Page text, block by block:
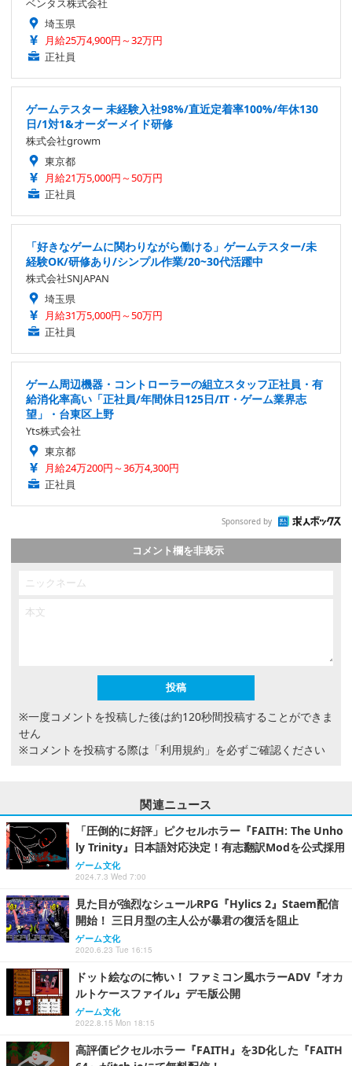
ベンタス株式会社
埼玉県
月給25万4,900円～32万円
正社員
ゲームテスター 未経験入社98%/直近定着率100%/年休130
日/1対1&オーダーメイド研修
株式会社growm
東京都
月給21万5,000円～50万円
正社員
「好きなゲームに関わりながら働ける」ゲームテスター/未
経験OK/研修あり/シンプル作業/20~30代活躍中
株式会社SNJAPAN
埼玉県
月給31万5,000円～50万円
正社員
ゲーム周辺機器・コントローラーの組立スタッフ正社員・有
給消化率高い「正社員/年間休日125日/IT・ゲーム業界志
望」・台東区上野
Yts株式会社
東京都
月給24万200円～36万4,300円
正社員
Sponsored by
コメント欄を非表示
※一度コメントを投稿した後は約120秒間投稿することができま
せん
※コメントを投稿する際は 「利用規約」 を必ずご確認ください
関連ニュース
「圧倒的に好評」ピクセルホラー『FAITH: The Unho
ly Trinity』日本語対応決定！有志翻訳Modを公式採用
ゲーム文化
2024.7.3 Wed 7:00
見た目が強烈なシュールRPG『Hylics 2』Staem配信
開始！ 三日月型の主人公が暴君の復活を阻止
ゲーム文化
2020.6.23 Tue 16:15
ドット絵なのに怖い！ ファミコン風ホラーADV『オカ
ルトケースファイル』デモ版公開
ゲーム文化
2022.8.15 Mon 18:15
高評価ピクセルホラー『FAITH』を3D化した『FAITH